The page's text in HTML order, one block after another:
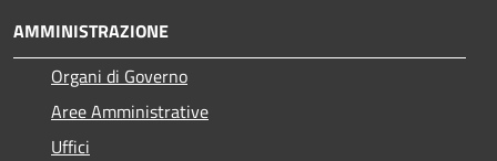
AMMINISTRAZIONE
Organi di Governo
Aree Amministrative
Uffici